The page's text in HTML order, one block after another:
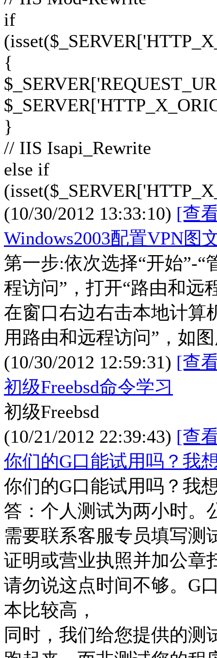
if
{
}
// IIS Isapi_Rewrite
else if
(10/30/2012 13:33:10) [查
Windows2003配置VPN图
第一步:依次选择“开始”-“
程访问”，打开“路由和远
在窗口右边右击本地计算
用路由和远程访问”，如
(10/30/2012 12:59:31) [查
初级Freebsd命令学习
初级Freebsd
(10/21/2012 22:39:43) [查
你们的G口能试用吗？我
你们的G口能试用吗？我
答：个人测试为两小时。
需要联系客服专员填写测
证明或营业执照并加公章
请勿说这点时间不够。G
本比较高，
同时，我们给您提供的测